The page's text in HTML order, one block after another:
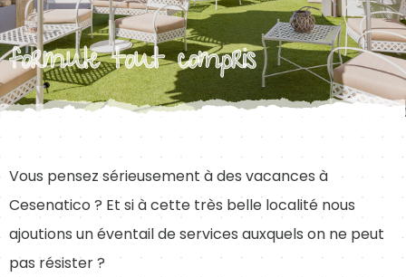
formule tout compris
Vous pensez sérieusement à des vacances à
Cesenatico ? Et si à cette très belle localité nous
ajoutions un éventail de services auxquels on ne peut
pas résister ?